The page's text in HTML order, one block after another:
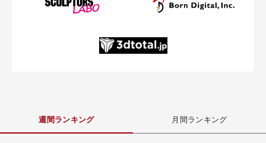
週間ランキング 月間ランキング